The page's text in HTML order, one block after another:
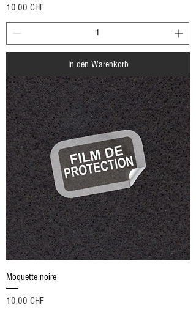
Preis
10,00 CHF
In den Warenkorb
Moquette noire
Preis
10,00 CHF